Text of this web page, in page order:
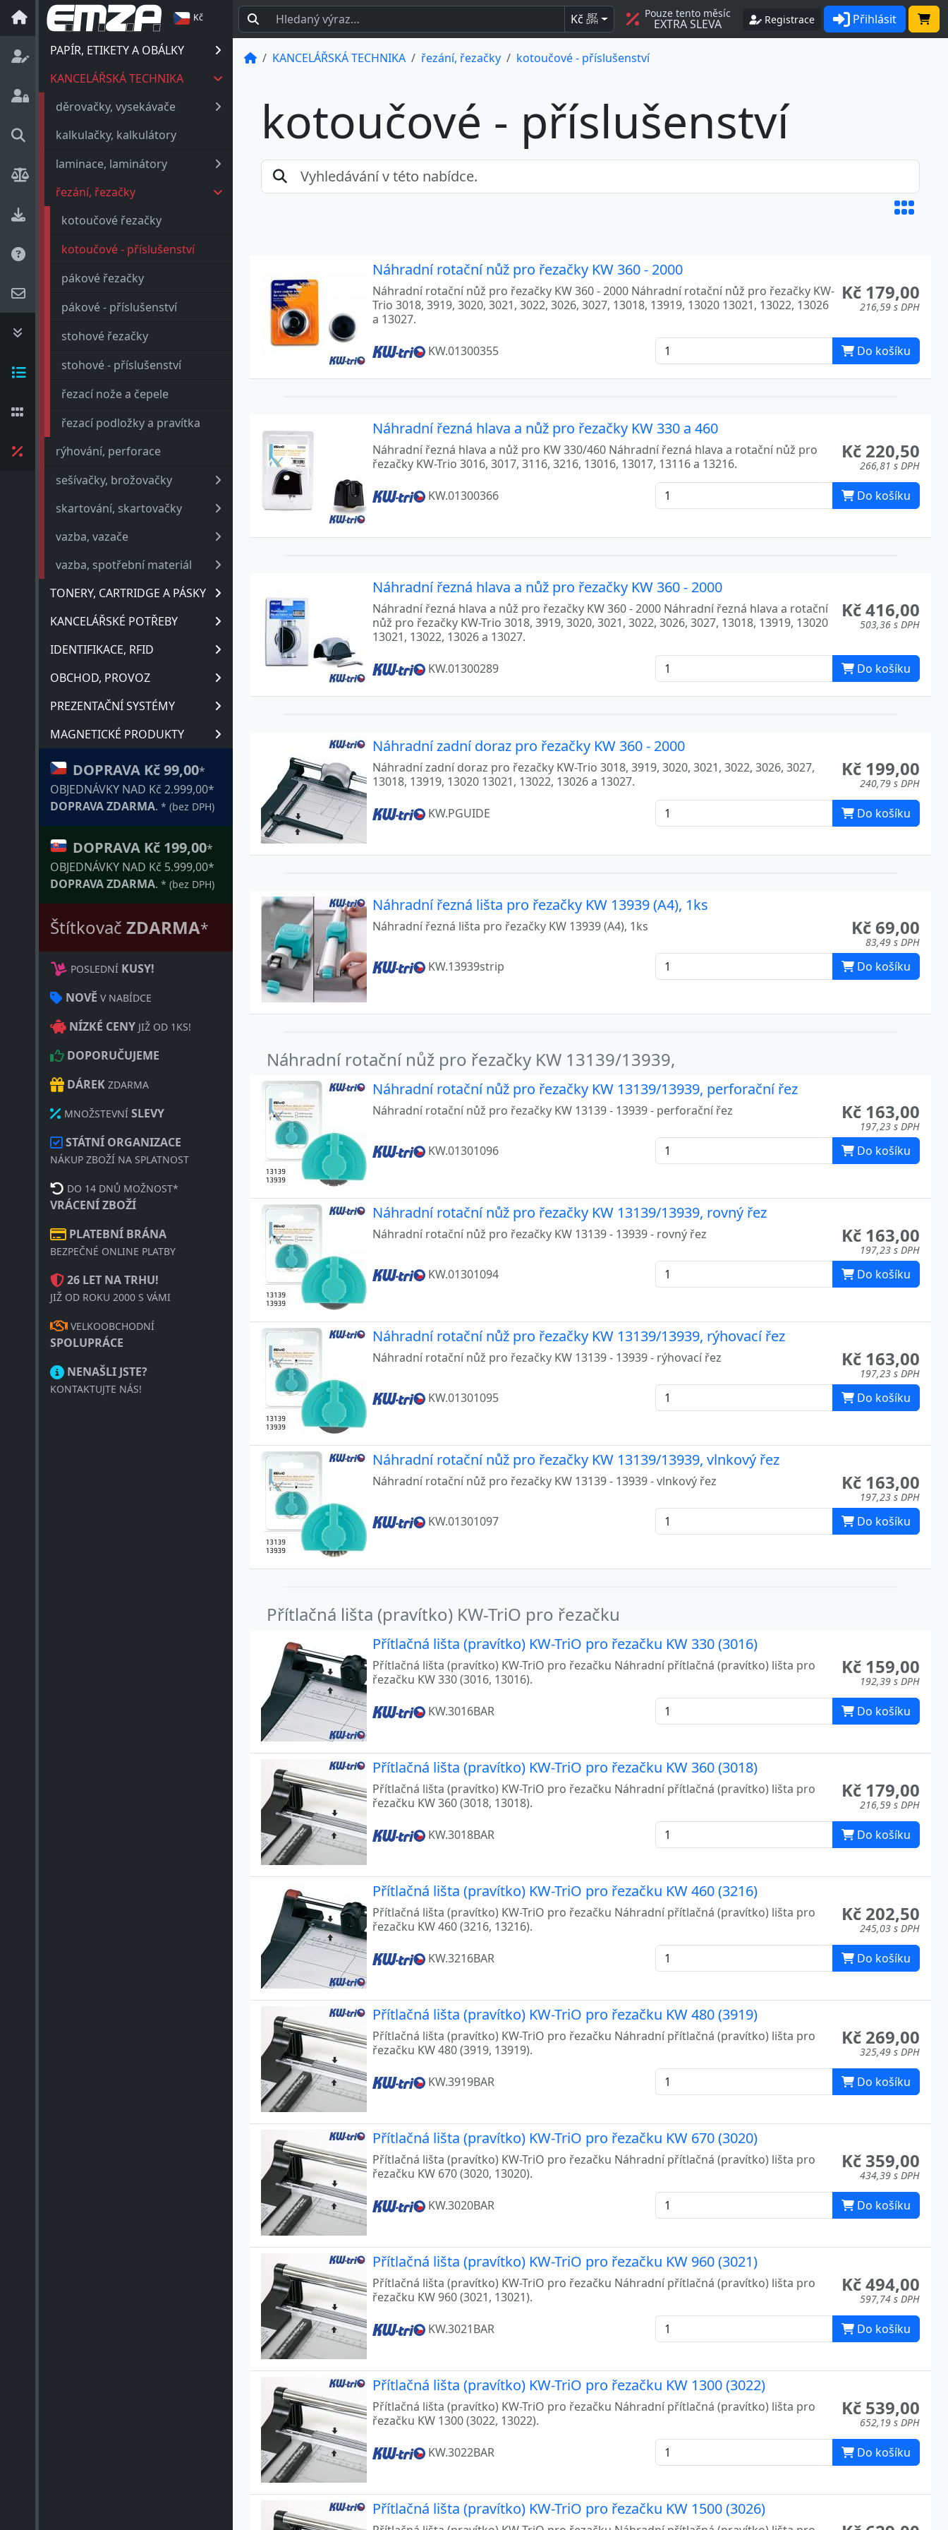
Kč
PAPÍR, ETIKETY A OBÁLKY
KANCELÁŘSKÁ TECHNIKA
děrovačky, vysekávače
kalkulačky, kalkulátory
laminace, laminátory
řezání, řezačky
kotoučové řezačky
kotoučové - příslušenství
pákové řezačky
pákové - příslušenství
stohové řezačky
stohové - příslušenství
řezací nože a čepele
řezací podložky a pravítka
rýhování, perforace
sešívačky, brožovačky
skartování, skartovačky
vazba, vazače
vazba, spotřební materiál
TONERY, CARTRIDGE A PÁSKY
KANCELÁŘSKÉ POTŘEBY
IDENTIFIKACE, RFID
OBCHOD, PROVOZ
PREZENTAČNÍ SYSTÉMY
MAGNETICKÉ PRODUKTY
DOPRAVA Kč 99,00*
OBJEDNÁVKY NAD Kč 2.999,00*
DOPRAVA ZDARMA. * (bez DPH)
DOPRAVA Kč 199,00*
OBJEDNÁVKY NAD Kč 5.999,00*
DOPRAVA ZDARMA. * (bez DPH)
Štítkovač ZDARMA*
POSLEDNÍ KUSY!
NOVĚ V NABÍDCE
NÍZKÉ CENY JIŽ OD 1KS!
DOPORUČUJEME
DÁREK ZDARMA
MNOŽSTEVNÍ SLEVY
STÁTNÍ ORGANIZACE
NÁKUP ZBOŽÍ NA SPLATNOST
DO 14 DNŮ MOŽNOST*
VRÁCENÍ ZBOŽÍ
PLATEBNÍ BRÁNA
BEZPEČNÉ ONLINE PLATBY
26 LET NA TRHU!
JIŽ OD ROKU 2000 S VÁMI
VELKOOBCHODNÍ
SPOLUPRÁCE
NENAŠLI JSTE?
KONTAKTUJTE NÁS!
Kč BEZ
DPH
Pouze tento měsíc
EXTRA SLEVA Registrace Přihlásit
KANCELÁŘSKÁ TECHNIKA řezání, řezačky kotoučové - příslušenství
kotoučové - příslušenství
Náhradní rotační nůž pro řezačky KW 360 - 2000
Kč 179,00
216,59 s DPH
Náhradní rotační nůž pro řezačky KW 360 - 2000 Náhradní rotační nůž pro řezačky KW-
Trio 3018, 3919, 3020, 3021, 3022, 3026, 3027, 13018, 13919, 13020 13021, 13022, 13026
a 13027.
KW.01300355 Do košíku
Náhradní řezná hlava a nůž pro řezačky KW 330 a 460
Kč 220,50
266,81 s DPH
Náhradní řezná hlava a nůž pro KW 330/460 Náhradní řezná hlava a rotační nůž pro
řezačky KW-Trio 3016, 3017, 3116, 3216, 13016, 13017, 13116 a 13216.
KW.01300366 Do košíku
Náhradní řezná hlava a nůž pro řezačky KW 360 - 2000
Kč 416,00
503,36 s DPH
Náhradní řezná hlava a nůž pro řezačky KW 360 - 2000 Náhradní řezná hlava a rotační
nůž pro řezačky KW-Trio 3018, 3919, 3020, 3021, 3022, 3026, 3027, 13018, 13919, 13020
13021, 13022, 13026 a 13027.
KW.01300289 Do košíku
Náhradní zadní doraz pro řezačky KW 360 - 2000
Kč 199,00
240,79 s DPH
Náhradní zadní doraz pro řezačky KW-Trio 3018, 3919, 3020, 3021, 3022, 3026, 3027,
13018, 13919, 13020 13021, 13022, 13026 a 13027.
KW.PGUIDE Do košíku
Náhradní řezná lišta pro řezačky KW 13939 (A4), 1ks
Kč 69,00
83,49 s DPH
Náhradní řezná lišta pro řezačky KW 13939 (A4), 1ks
KW.13939strip Do košíku
Náhradní rotační nůž pro řezačky KW 13139/13939,
Náhradní rotační nůž pro řezačky KW 13139/13939, perforační řez
Kč 163,00
197,23 s DPH
Náhradní rotační nůž pro řezačky KW 13139 - 13939 - perforační řez
KW.01301096 Do košíku
Náhradní rotační nůž pro řezačky KW 13139/13939, rovný řez
Kč 163,00
197,23 s DPH
Náhradní rotační nůž pro řezačky KW 13139 - 13939 - rovný řez
KW.01301094 Do košíku
Náhradní rotační nůž pro řezačky KW 13139/13939, rýhovací řez
Kč 163,00
197,23 s DPH
Náhradní rotační nůž pro řezačky KW 13139 - 13939 - rýhovací řez
KW.01301095 Do košíku
Náhradní rotační nůž pro řezačky KW 13139/13939, vlnkový řez
Kč 163,00
197,23 s DPH
Náhradní rotační nůž pro řezačky KW 13139 - 13939 - vlnkový řez
KW.01301097 Do košíku
Přítlačná lišta (pravítko) KW-TriO pro řezačku
Přítlačná lišta (pravítko) KW-TriO pro řezačku KW 330 (3016)
Kč 159,00
192,39 s DPH
Přítlačná lišta (pravítko) KW-TriO pro řezačku Náhradní přítlačná (pravítko) lišta pro
řezačku KW 330 (3016, 13016).
KW.3016BAR Do košíku
Přítlačná lišta (pravítko) KW-TriO pro řezačku KW 360 (3018)
Kč 179,00
216,59 s DPH
Přítlačná lišta (pravítko) KW-TriO pro řezačku Náhradní přítlačná (pravítko) lišta pro
řezačku KW 360 (3018, 13018).
KW.3018BAR Do košíku
Přítlačná lišta (pravítko) KW-TriO pro řezačku KW 460 (3216)
Kč 202,50
245,03 s DPH
Přítlačná lišta (pravítko) KW-TriO pro řezačku Náhradní přítlačná (pravítko) lišta pro
řezačku KW 460 (3216, 13216).
KW.3216BAR Do košíku
Přítlačná lišta (pravítko) KW-TriO pro řezačku KW 480 (3919)
Kč 269,00
325,49 s DPH
Přítlačná lišta (pravítko) KW-TriO pro řezačku Náhradní přítlačná (pravítko) lišta pro
řezačku KW 480 (3919, 13919).
KW.3919BAR Do košíku
Přítlačná lišta (pravítko) KW-TriO pro řezačku KW 670 (3020)
Kč 359,00
434,39 s DPH
Přítlačná lišta (pravítko) KW-TriO pro řezačku Náhradní přítlačná (pravítko) lišta pro
řezačku KW 670 (3020, 13020).
KW.3020BAR Do košíku
Přítlačná lišta (pravítko) KW-TriO pro řezačku KW 960 (3021)
Kč 494,00
597,74 s DPH
Přítlačná lišta (pravítko) KW-TriO pro řezačku Náhradní přítlačná (pravítko) lišta pro
řezačku KW 960 (3021, 13021).
KW.3021BAR Do košíku
Přítlačná lišta (pravítko) KW-TriO pro řezačku KW 1300 (3022)
Kč 539,00
652,19 s DPH
Přítlačná lišta (pravítko) KW-TriO pro řezačku Náhradní přítlačná (pravítko) lišta pro
řezačku KW 1300 (3022, 13022).
KW.3022BAR Do košíku
Přítlačná lišta (pravítko) KW-TriO pro řezačku KW 1500 (3026)